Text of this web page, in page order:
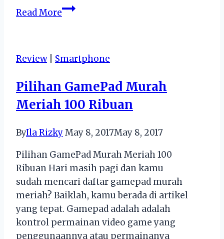
Read MoreBerburu
Nusantara
Pesona
JNE
Review| Smartphone
Pilihan GamePad Murah
Meriah 100 Ribuan
ByIla RizkyMay 8, 2017May 8, 2017
Pilihan GamePad Murah Meriah 100
Ribuan Hari masih pagi dan kamu
sudah mencari daftar gamepad murah
meriah? Baiklah, kamu berada di artikel
yang tepat. Gamepad adalah adalah
kontrol permainan video game yang
penggunaannya atau permainanya